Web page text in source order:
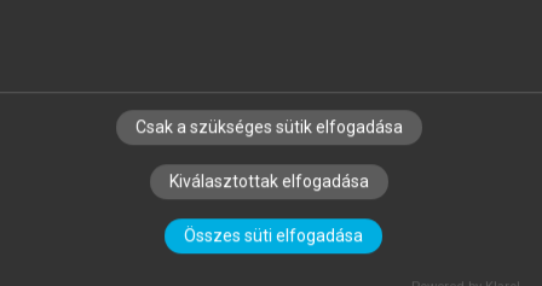
SZERKESZTÉSI ÉS LEKTORÁLÁSI ALAPELVEK
MI – ÁLTALÁNOS IRÁNYELVEK IMPRESSZUM
ADATVÉDELEM LICENCSZERZŐDÉS
Csak a szükséges sütik elfogadása
Kiválasztottak elfogadása
Összes süti elfogadása